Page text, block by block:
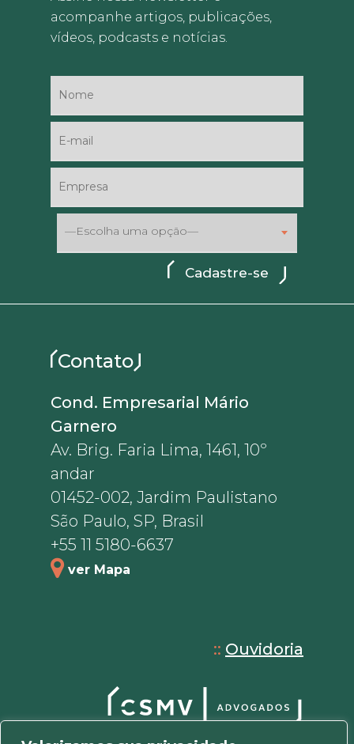
acompanhe artigos, publicações,
vídeos, podcasts e notícias.
—Escolha uma opção—
Contato
Cond. Empresarial Mário
Garnero
Av. Brig. Faria Lima, 1461, 10º
andar
01452-002, Jardim Paulistano
São Paulo, SP, Brasil
+55 11 5180-6637
ver Mapa
:: Ouvidoria